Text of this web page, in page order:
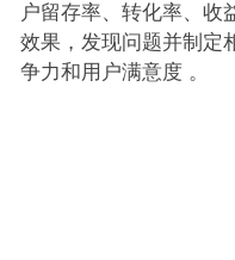
户留存率、转化率、收
效果，发现问题并制定
争力和用户满意度 。